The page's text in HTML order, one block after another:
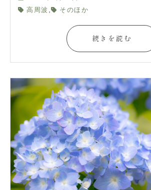
高周波 , そのほか
続きを読む